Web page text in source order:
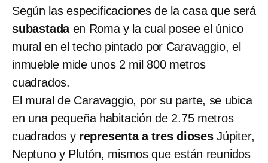
Según las especificaciones de la casa que será
subastada en Roma y la cual posee el único
mural en el techo pintado por Caravaggio, el
inmueble mide unos 2 mil 800 metros
cuadrados.
El mural de Caravaggio, por su parte, se ubica
en una pequeña habitación de 2.75 metros
cuadrados y representa a tres diosesJúpiter,
Neptuno y Plutón, mismos que están reunidos